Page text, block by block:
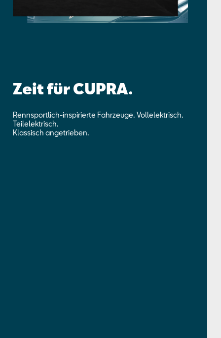
Zeit für CUPRA.
Rennsportlich-inspirierte Fahrzeuge. Vollelektrisch.
Teilelektrisch.
Klassisch angetrieben.